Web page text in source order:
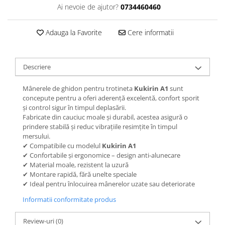
Display-uri / ecrane
Lumini / iluminare
Cabluri motoare
Senzori Hall
Baterii
Controlere & Conversoare DC/DC
Încărcătoare
Prize de încărcare
Cabluri pentru baterii
Componente baterii
Localizatoare GPS
Ai nevoie de ajutor? 0734460460
Adauga la Favorite Cere informatii
Descriere
Mânerele de ghidon pentru trotineta Kukirin A1 sunt
concepute pentru a oferi aderență excelentă, confort sporit
și control sigur în timpul deplasării.
Fabricate din cauciuc moale și durabil, acestea asigură o
prindere stabilă și reduc vibrațiile resimțite în timpul
mersului.
✔ Compatibile cu modelul Kukirin A1
✔ Confortabile și ergonomice – design anti-alunecare
✔ Material moale, rezistent la uzură
✔ Montare rapidă, fără unelte speciale
✔ Ideal pentru înlocuirea mânerelor uzate sau deteriorate
Informatii conformitate produs
Review-uri(0)